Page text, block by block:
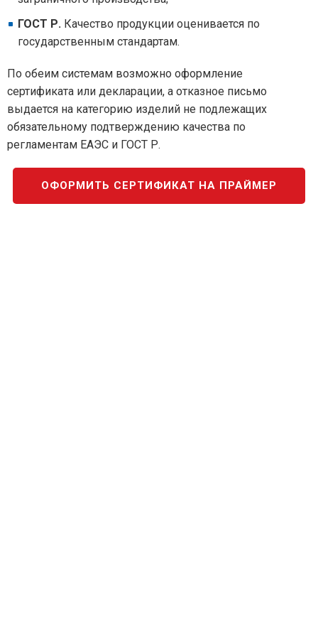
ГОСТ Р. Качество продукции оценивается по
государственным стандартам.
По обеим системам возможно оформление
сертификата или декларации, а отказное письмо
выдается на категорию изделий не подлежащих
обязательному подтверждению качества по
регламентам ЕАЭС и ГОСТ Р.
ОФОРМИТЬ СЕРТИФИКАТ НА ПРАЙМЕР